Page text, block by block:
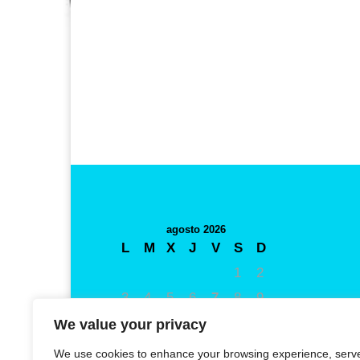
We value your privacy
We use cookies to enhance your browsing experience,
agosto 2026
L M X J V S
D
1
2
3
4 5 6 7 8
9
10 11 12 13
17
21